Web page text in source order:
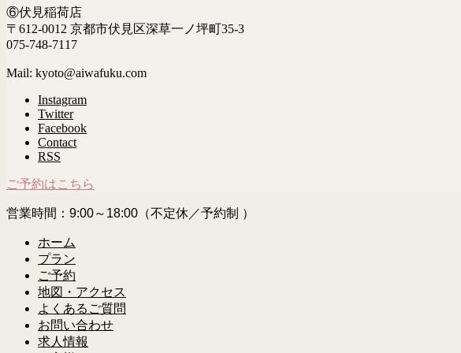
⑥伏見稲荷店
〒612-0012 京都市伏見区深草一ノ坪町35-3
075-748-7117
Mail: kyoto@aiwafuku.com
Instagram
Twitter
Facebook
Contact
RSS
ご予約はこちら
営業時間：9:00～18:00（不定休／予約制 ）
ホーム
プラン
ご予約
地図・アクセス
よくあるご質問
お問い合わせ
求人情報